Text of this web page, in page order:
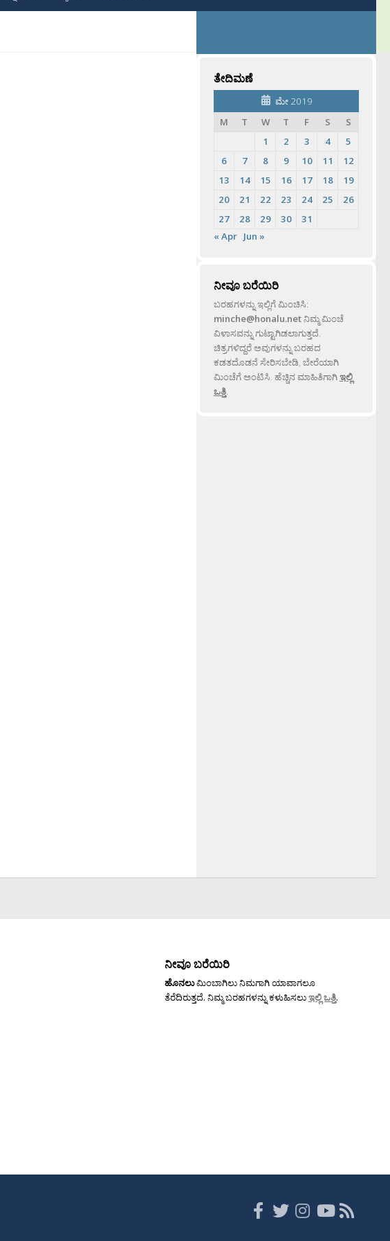
ತೇದಿಮಣೆ
ಮೇ 2019
M
T W T F S
S
1
2 3 4
5
6
7 8 9 10 11
12
13
14 15 16 17 18
19
20
21 22 23 24 25
26
27
28 29 30
31
« Apr Jun »
ನೀವೂ ಬರೆಯಿರಿ
ಬರಹಗಳನ್ನು ಇಲ್ಲಿಗೆ ಮಿಂಚಿಸಿ:
minche@honalu.netನಿಮ್ಮ ಮಿಂಚೆ
ವಿಳಾಸವನ್ನು ಗುಟ್ಟಾಗಿಡಲಾಗುತ್ತದೆ.
ಚಿತ್ರಗಳಿದ್ದರೆ ಅವುಗಳನ್ನು ಬರಹದ
ಕಡತದೊಡನೆ ಸೇರಿಸಬೇಡಿ, ಬೇರೆಯಾಗಿ
ಮಿಂಚೆಗೆ ಅಂಟಿಸಿ. ಹೆಚ್ಚಿನ ಮಾಹಿತಿಗಾಗಿಇಲ್ಲಿ
ಒತ್ತಿ.
ನೀವೂ ಬರೆಯಿರಿ
ಹೊನಲುಮಿಂಬಾಗಿಲು ನಿಮಗಾಗಿ ಯಾವಾಗಲೂ
ತೆರೆದಿರುತ್ತದೆ. ನಿಮ್ಮ ಬರಹಗಳನ್ನು ಕಳುಹಿಸಲುಇಲ್ಲಿ ಒತ್ತಿ.